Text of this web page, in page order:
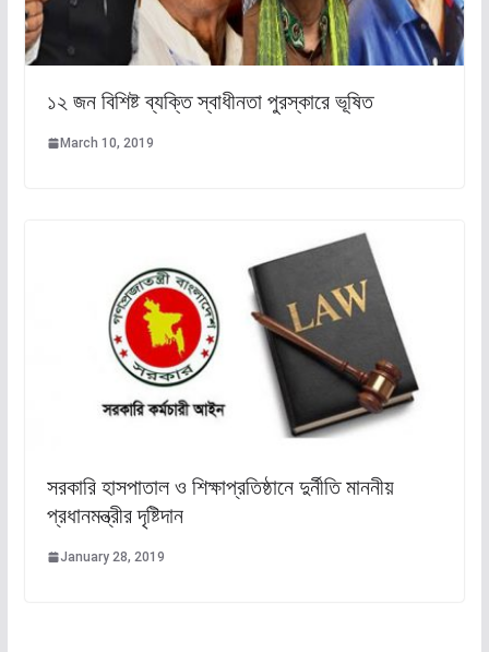
১২ জন বিশিষ্ট ব্যক্তি স্বাধীনতা পুরস্কারে ভূষিত
March 10, 2019
সরকারি হাসপাতাল ও শিক্ষাপ্রতিষ্ঠানে দুর্নীতি মাননীয়
প্রধানমন্ত্রীর দৃষ্টিদান
January 28, 2019